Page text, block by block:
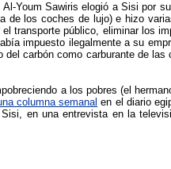
Youm Sawiris elogió a Sisi por
de los coches de lujo) e hizo
transporte público, eliminar los
impuesto ilegalmente a su
carbón como carburante de las
a los pobres (el
columna semanal en el diario
en una entrevista en la